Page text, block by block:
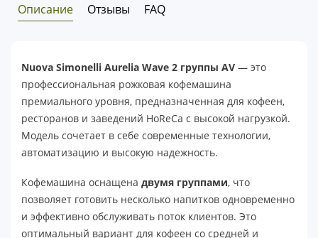
Описание Отзывы FAQ
Nuova Simonelli Aurelia Wave 2 группы AV — это
профессиональная рожковая кофемашина
премиального уровня, предназначенная для кофеен,
ресторанов и заведений HoReCa с высокой нагрузкой.
Модель сочетает в себе современные технологии,
автоматизацию и высокую надежность.
Кофемашина оснащена двумя группами, что
позволяет готовить несколько напитков одновременно
и эффективно обслуживать поток клиентов. Это
оптимальный вариант для кофеен со средней и